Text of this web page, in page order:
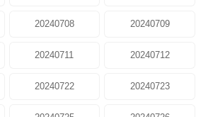
20240708 20240709
20240711 20240712
20240722 20240723